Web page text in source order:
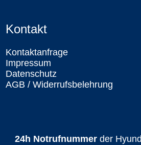
Kontakt
Kontaktanfrage
Impressum
Datenschutz
AGB / Widerrufsbelehrung
24h Notrufnummer der